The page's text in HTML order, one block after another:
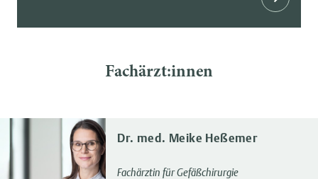
Fachärzt:innen
Dr. med. Meike Heßemer
Fachärztin für Gefäßchirurgie